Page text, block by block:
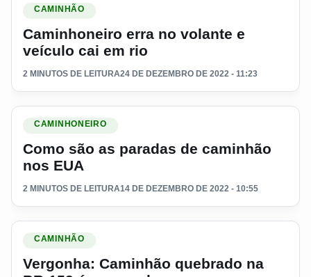
CAMINHÃO
Caminhoneiro erra no volante e
veículo cai em rio
2 MINUTOS DE LEITURA24 DE DEZEMBRO DE 2022 - 11:23
Ler materia: Como são as paradas de caminhão nos EUA
CAMINHONEIRO
Como são as paradas de caminhão
nos EUA
2 MINUTOS DE LEITURA14 DE DEZEMBRO DE 2022 - 10:55
Ler materia: Vergonha: Caminhão quebrado na BR-153 é
CAMINHÃO
Vergonha: Caminhão quebrado na